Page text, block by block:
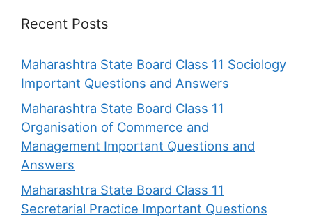
Recent Posts
Maharashtra State Board Class 11 Sociology
Important Questions and Answers
Maharashtra State Board Class 11
Organisation of Commerce and
Management Important Questions and
Answers
Maharashtra State Board Class 11
Secretarial Practice Important Questions